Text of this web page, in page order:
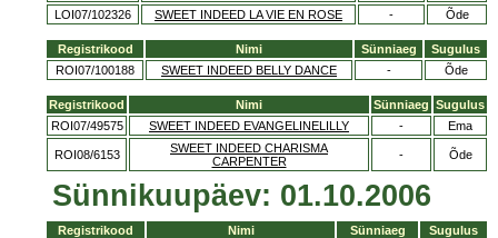
LOI07/102326
SWEET INDEED LA VIE EN ROSE - Õde
Registrikood Nimi Sünniaeg
Sugulus
ROI07/100188
SWEET INDEED BELLY DANCE - Õde
Registrikood Nimi Sünniaeg Sugulus
ROI07/49575
SWEET INDEED EVANGELINELILLY - Ema
ROI08/6153
SWEET INDEED CHARISMA
CARPENTER
- Õde
Sünnikuupäev: 01.10.2006
Registrikood Nimi Sünniaeg
Sugulus